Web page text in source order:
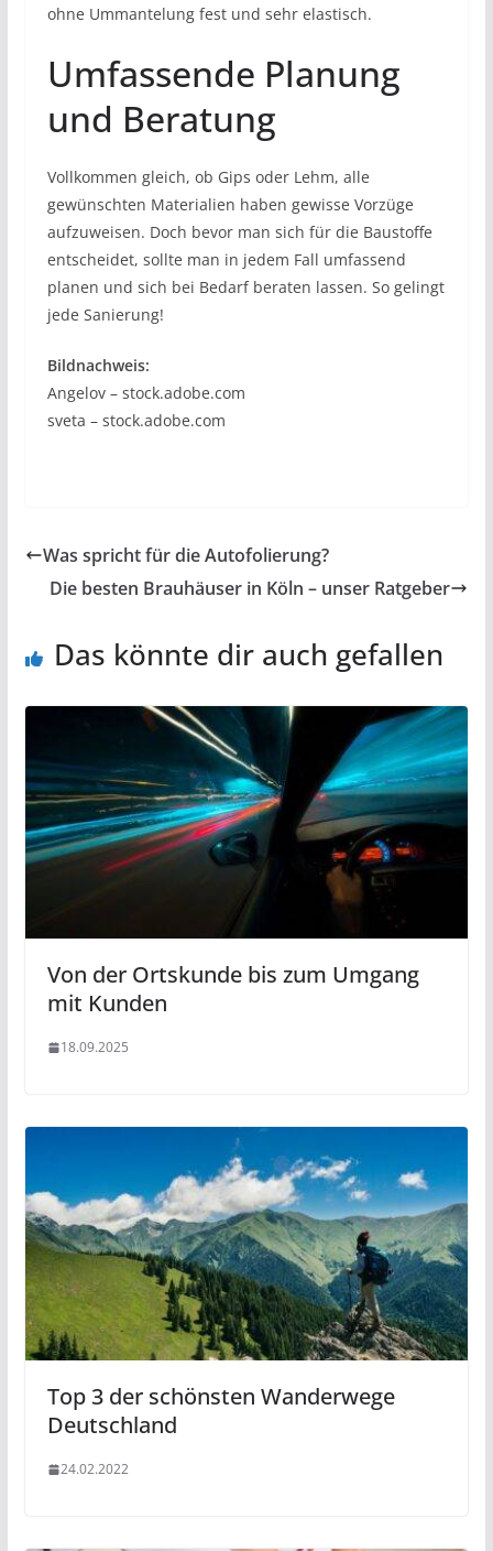
ohne Ummantelung fest und sehr elastisch.
Umfassende Planung
und Beratung
Vollkommen gleich, ob Gips oder Lehm, alle
gewünschten Materialien haben gewisse Vorzüge
aufzuweisen. Doch bevor man sich für die Baustoffe
entscheidet, sollte man in jedem Fall umfassend
planen und sich bei Bedarf beraten lassen. So gelingt
jede Sanierung!
Bildnachweis:
Angelov – stock.adobe.com
sveta – stock.adobe.com
Was spricht für die Autofolierung?
Die besten Brauhäuser in Köln – unser Ratgeber
Das könnte dir auch gefallen
Von der Ortskunde bis zum Umgang
mit Kunden
18.09.2025
Top 3 der schönsten Wanderwege
Deutschland
24.02.2022